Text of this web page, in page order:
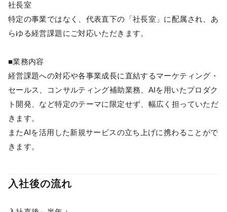
社長室
特定の事業ではなく、代表直下の「社長室」に配属され、あ
らゆる経営課題にご対応いただきます。
■業務内容
経営課題への対応や各事業成長に直結するマーケティング・
セールス、コンサルティング補助業務、AIを用いたプロダク
ト開発、など特定のテーマに限定せず、幅広く担っていただ
きます。
またAIを活用した新規サービスの立ち上げに携わることがで
きます。
入社後の流れ